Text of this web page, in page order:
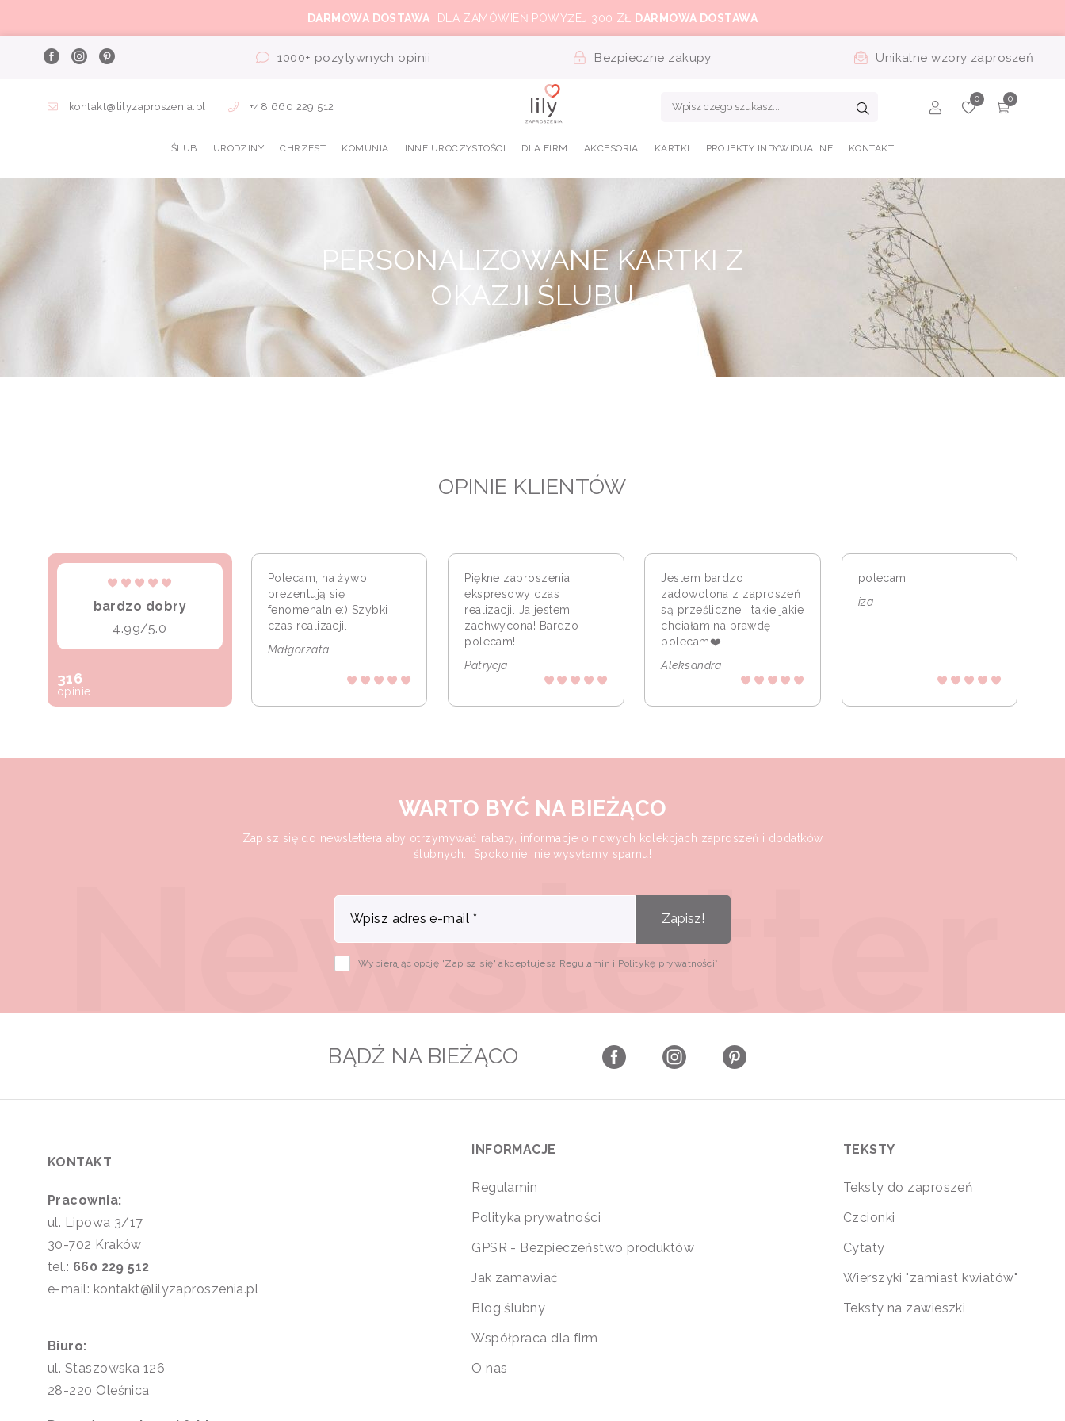
DARMOWA DOSTAWA DLA ZAMÓWIEŃ POWYŻEJ 300 ZŁ DARMOWA DOSTAWA
1000+ pozytywnych opinii Bezpieczne zakupy Unikalne wzory zaproszeń
kontakt@lilyzaproszenia.pl +48 660 229 512
ŚLUB URODZINY CHRZEST KOMUNIA INNE UROCZYSTOŚCI DLA FIRM AKCESORIA KARTKI PROJEKTY INDYWIDUALNE KONTAKT
PERSONALIZOWANE KARTKI Z
OKAZJI ŚLUBU
OPINIE KLIENTÓW
bardzo dobry
4.99/5.0
316
opinie
Polecam, na żywo
prezentują się
fenomenalnie:) Szybki
czas realizacji.
Małgorzata
Piękne zaproszenia,
ekspresowy czas
realizacji. Ja jestem
zachwycona! Bardzo
polecam!
Patrycja
Jestem bardzo
zadowolona z zaproszeń
są prześliczne i takie jakie
chciałam na prawdę
polecam❤️
Aleksandra
polecam
iza
WARTO BYĆ NA BIEŻĄCO
Zapisz się do newslettera aby otrzymywać rabaty, informacje o nowych kolekcjach zaproszeń i dodatków
ślubnych. Spokojnie, nie wysyłamy spamu!
Wpisz adres e-mail * Zapisz!
Wybierając opcję 'Zapisz się' akceptujesz Regulamin i Politykę prywatności*
BĄDŹ NA BIEŻĄCO
KONTAKT
Pracownia:
ul. Lipowa 3/17
30-702 Kraków
tel.: 660 229 512
e-mail: kontakt@lilyzaproszenia.pl
Biuro:
ul. Staszowska 126
28-220 Oleśnica
INFORMACJE
Regulamin
Polityka prywatności
GPSR - Bezpieczeństwo produktów
Jak zamawiać
Blog ślubny
Współpraca dla firm
O nas
TEKSTY
Teksty do zaproszeń
Czcionki
Cytaty
Wierszyki "zamiast kwiatów"
Teksty na zawieszki